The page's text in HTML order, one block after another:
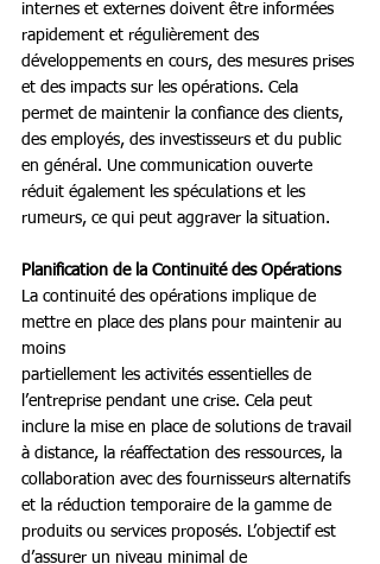
internes et externes doivent être informées
rapidement et régulièrement des
développements en cours, des mesures prises
et des impacts sur les opérations. Cela
permet de maintenir la confiance des clients,
des employés, des investisseurs et du public
en général. Une communication ouverte
réduit également les spéculations et les
rumeurs, ce qui peut aggraver la situation.
Planification de la Continuité des Opérations
La continuité des opérations implique de
mettre en place des plans pour maintenir au
moins
partiellement les activités essentielles de
l’entreprise pendant une crise. Cela peut
inclure la mise en place de solutions de travail
à distance, la réaffectation des ressources, la
collaboration avec des fournisseurs alternatifs
et la réduction temporaire de la gamme de
produits ou services proposés. L’objectif est
d’assurer un niveau minimal de